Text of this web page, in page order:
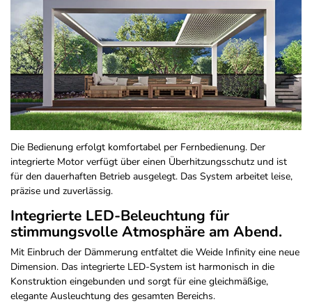
Die Bedienung erfolgt komfortabel per Fernbedienung. Der
integrierte Motor verfügt über einen Überhitzungsschutz und ist
für den dauerhaften Betrieb ausgelegt. Das System arbeitet leise,
präzise und zuverlässig.
Integrierte LED-Beleuchtung für
stimmungsvolle Atmosphäre am Abend.
Mit Einbruch der Dämmerung entfaltet die Weide Infinity eine neue
Dimension. Das integrierte LED-System ist harmonisch in die
Konstruktion eingebunden und sorgt für eine gleichmäßige,
elegante Ausleuchtung des gesamten Bereichs.